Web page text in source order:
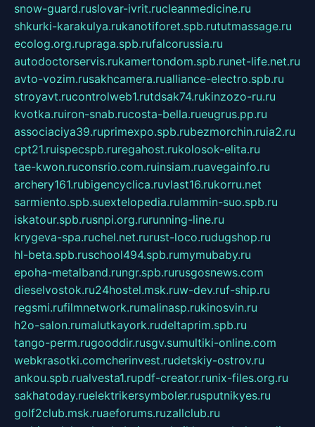
snow-guard.ruslovar-ivrit.rucleanmedicine.ru
shkurki-karakulya.rukanotiforet.spb.rututmassage.ru
ecolog.org.rupraga.spb.rufalcorussia.ru
autodoctorservis.rukamertondom.spb.runet-life.net.ru
avto-vozim.rusakhcamera.rualliance-electro.spb.ru
stroyavt.rucontrolweb1.rutdsak74.rukinzozo-ru.ru
kvotka.ruiron-snab.rucosta-bella.rueugrus.pp.ru
associaciya39.ruprimexpo.spb.rubezmorchin.ruia2.ru
cpt21.ruispecspb.ruregahost.rukolosok-elita.ru
tae-kwon.ruconsrio.com.ruinsiam.ruavegainfo.ru
archery161.rubigencyclica.ruvlast16.rukorru.net
sarmiento.spb.suextelopedia.rulammin-suo.spb.ru
iskatour.spb.rusnpi.org.rurunning-line.ru
krygeva-spa.ruchel.net.rurust-loco.rudugshop.ru
hl-beta.spb.ruschool494.spb.rumymubaby.ru
epoha-metalband.rungr.spb.rurusgosnews.com
dieselvostok.ru24hostel.msk.ruw-dev.ruf-ship.ru
regsmi.rufilmnetwork.rumalinasp.rukinosvin.ru
h2o-salon.rumalutkayork.rudeltaprim.spb.ru
tango-perm.rugooddir.rusgv.sumultiki-online.com
webkrasotki.comcherinvest.rudetskiy-ostrov.ru
ankou.spb.rualvesta1.rupdf-creator.runix-files.org.ru
sakhatoday.ruelektrikersymboler.rusputnikyes.ru
golf2club.msk.ruaeforums.ruzallclub.ru